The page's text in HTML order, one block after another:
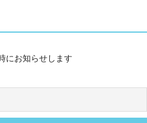
にお知らせします